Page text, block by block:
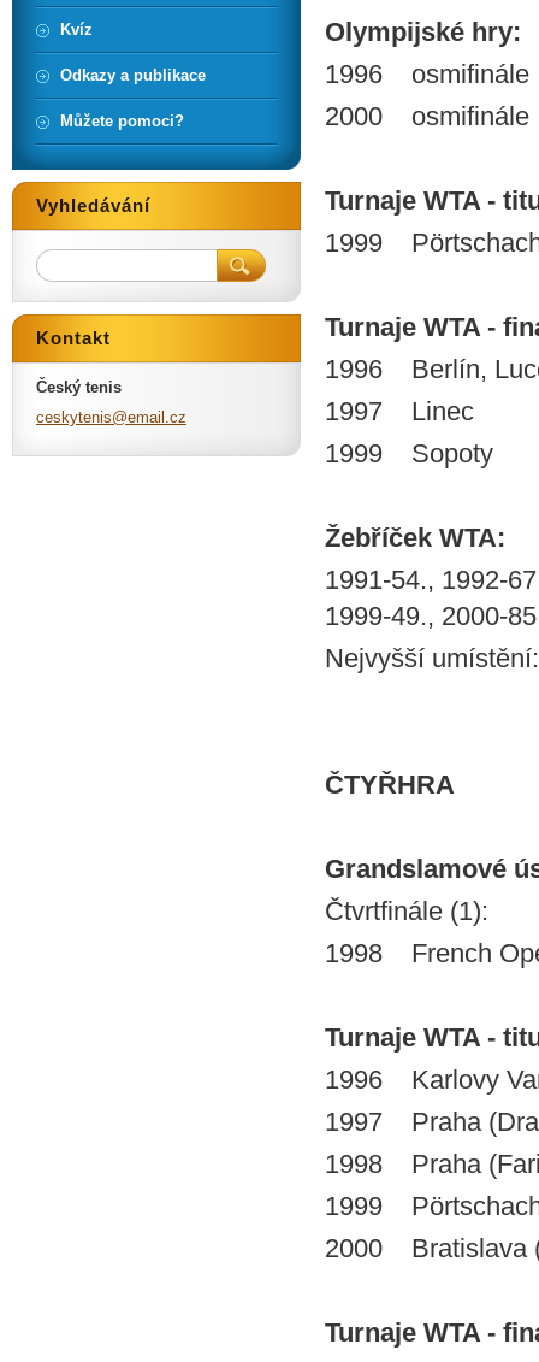
Olympijské hry:
1996 osmifinále
2000 osmifinále
Turnaje WTA -
1999
Turnaje WTA -
1996 Berlín,
1997 Linec
1999 Sopoty
Žebříček WTA:
1991-54., 1992-
1999-49., 2000-
Nejvyšší
ČTYŘHRA
Grandslamové
Čtvrtfinále (1):
1998 French
Turnaje WTA -
1996 Karlovy
1997 Praha
1998 Praha
1999
2000 Bratislava
Turnaje WTA -
Kvíz
Odkazy a publikace
Můžete pomoci?
Vyhledávání
Kontakt
Český tenis
ceskytenis@email .cz